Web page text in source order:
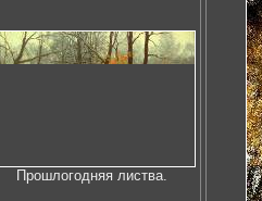
Прошлогодняя листва.